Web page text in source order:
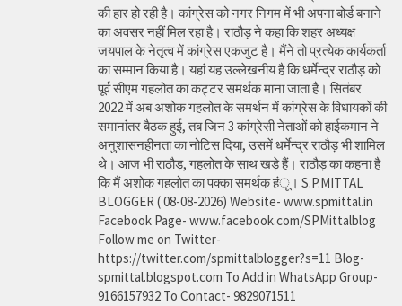
की हार हो रही है। कांग्रेस को नगर निगम में भी अपना बोर्ड बनाने
का अवसर नहीं मिल रहा है। राठौड़ ने कहा कि शहर अध्यक्ष
जयपाल के नेतृत्व में कांग्रेस एकजुट है। मैंने तो प्रत्येक कार्यकर्ता
का सम्मान किया है। यहां यह उल्लेखनीय है कि धर्मेन्द्र राठौड़ को
पूर्व सीएम गहलोत का कट्टर समर्थक माना जाता है। सितंबर
2022 में अब अशोक गहलोत के समर्थन में कांग्रेस के विधायकों की
समानांतर बैठक हुई, तब जिन 3 कांग्रेसी नेताओं को हाईकमान ने
अनुशासनहीनता का नोटिस दिया, उसमें धर्मेन्द्र राठौड़ भी शामिल
थे। आज भी राठौड़, गहलोत के साथ खड़े हैं। राठौड़ का कहना है
कि मैं अशोक गहलोत का पक्का समर्थक हंू। S.P.MITTAL
BLOGGER ( 08-08-2026) Website- www.spmittal.in
Facebook Page- www.facebook.com/SPMittalblog
Follow me on Twitter-
https://twitter.com/spmittalblogger?s=11 Blog-
spmittal.blogspot.com To Add in WhatsApp Group-
9166157932 To Contact- 9829071511